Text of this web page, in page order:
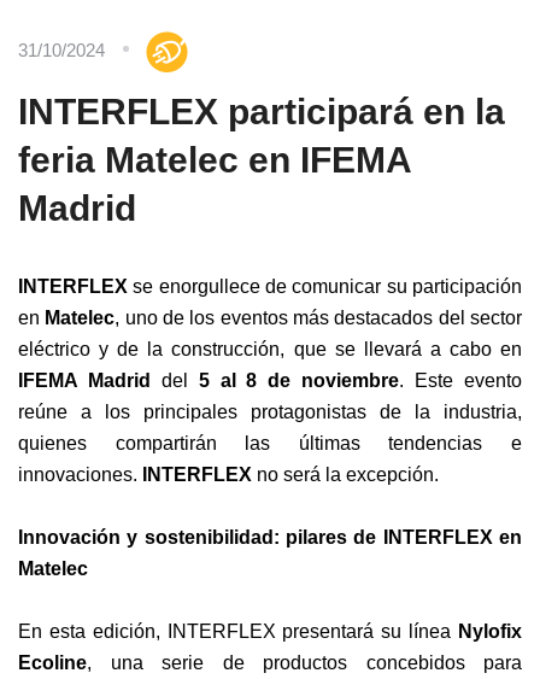
31/10/2024
INTERFLEX participará en la
feria Matelec en IFEMA
Madrid
INTERFLEX se enorgullece de comunicar su participación
en Matelec, uno de los eventos más destacados del sector
eléctrico y de la construcción, que se llevará a cabo en
IFEMA Madrid
del 5 al 8 de noviembre. Este evento
reúne a los principales protagonistas de la industria,
quienes compartirán las últimas tendencias e
innovaciones.
INTERFLEX no será la excepción.
Innovación y sostenibilidad: pilares de INTERFLEX en
Matelec
En esta edición, INTERFLEX presentará su línea Nylofix
Ecoline, una serie de productos concebidos para